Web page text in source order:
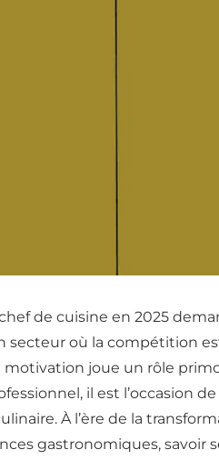
de cuisine en 2025
secteur où la compétition
motivation joue un rôle
il est l’occasion
À l’ère de la
gastronomiques, savoir